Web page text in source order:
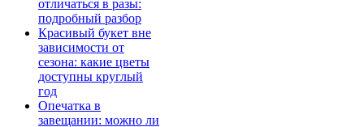
отличаться в разы:
подробный разбор
Красивый букет вне
зависимости от
сезона: какие цветы
доступны круглый
год
Опечатка в
завещании: можно ли